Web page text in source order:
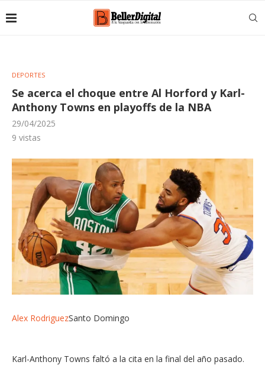
DEPORTES
Se acerca el choque entre Al Horford y Karl-
Anthony Towns en playoffs de la NBA
29/04/2025
9 vistas
Alex RodriguezSanto Domingo
Karl-Anthony Towns faltó a la cita en la final del año pasado.